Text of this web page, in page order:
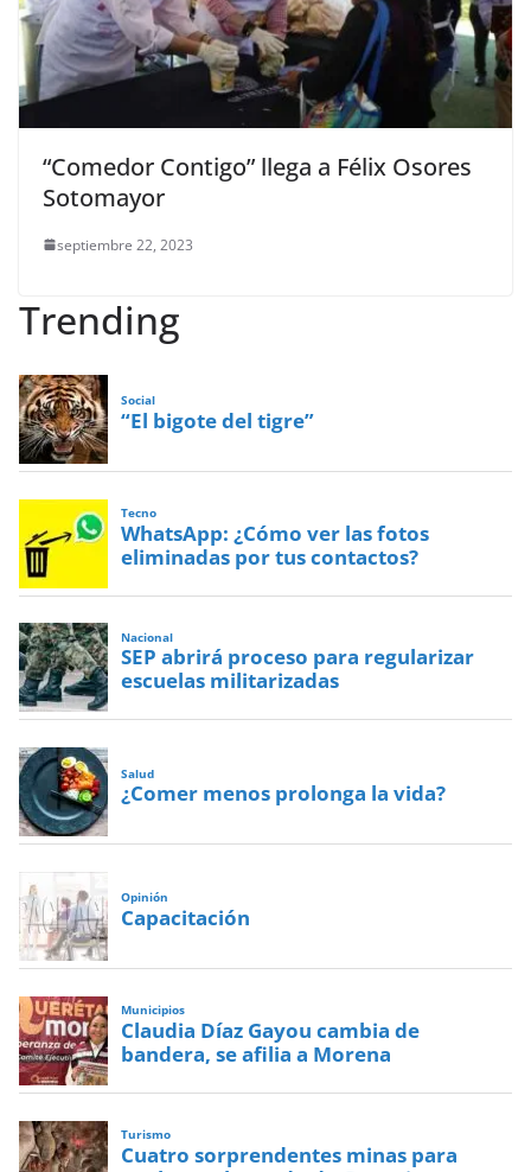
“Comedor Contigo” llega a Félix Osores
Sotomayor
septiembre 22, 2023
Trending
Social
“El bigote del tigre”
Tecno
WhatsApp: ¿Cómo ver las fotos
eliminadas por tus contactos?
Nacional
SEP abrirá proceso para regularizar
escuelas militarizadas
Salud
¿Comer menos prolonga la vida?
Opinión
Capacitación
Municipios
Claudia Díaz Gayou cambia de
bandera, se afilia a Morena
Turismo
Cuatro sorprendentes minas para